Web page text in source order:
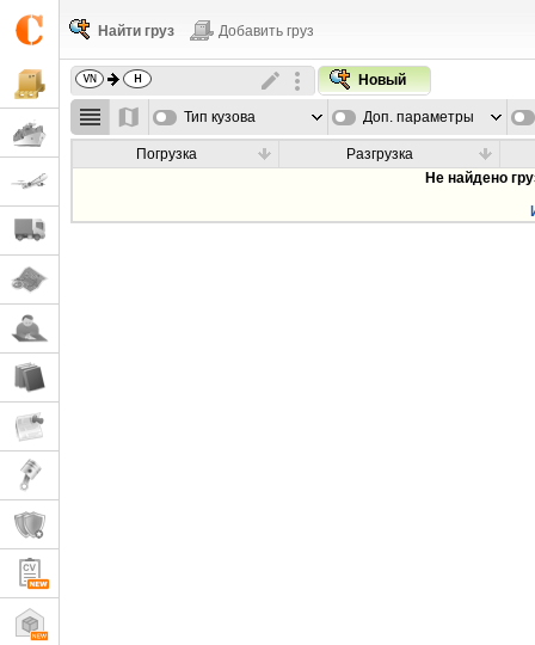
Найти груз Добавить груз
Новый
Тип кузова Доп. параметры
Погрузка
Разгрузка
Не найдено